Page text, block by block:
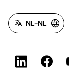
NL-NL